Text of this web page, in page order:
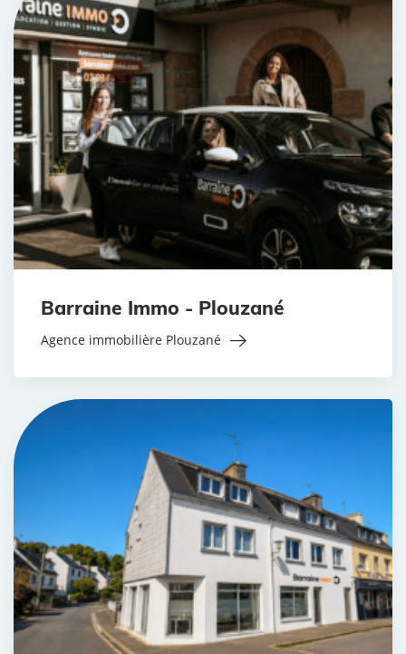
Barraine Immo - Plouzané
Agence immobilière Plouzané